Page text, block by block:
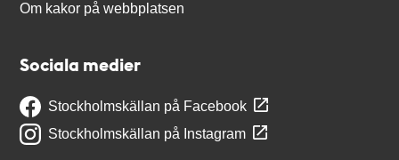
Om kakor på webbplatsen
Sociala medier
Stockholmskällan på Facebook
Stockholmskällan på Instagram